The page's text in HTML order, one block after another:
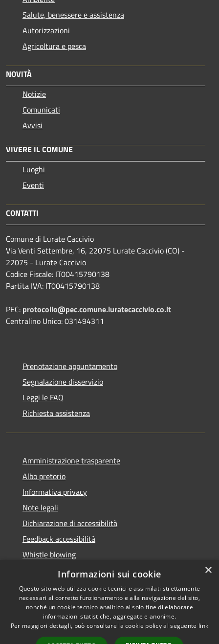
Salute, benessere e assistenza
Autorizzazioni
Agricoltura e pesca
NOVITÀ
Notizie
Comunicati
Avvisi
VIVERE IL COMUNE
Luoghi
Eventi
CONTATTI
Comune di Lurate Caccivio
Via Venti Settembre, 16, 22075 Lurate Caccivio (CO) -
22075 - Lurate Caccivio
Codice Fiscale: IT00415790138
Partita IVA: IT00415790138
PEC: protocollo@pec.comune.luratecaccivio.co.it
Centralino Unico: 031494311
Prenotazione appuntamento
Segnalazione disservizio
Leggi le FAQ
Richiesta assistenza
Amministrazione trasparente
Albo pretorio
Informativa privacy
Note legali
Dichiarazione di accessibilità
Feedback accessibilità
Whistle blowing
Titolare potere sostitutivo
Accessibilità
Copyright © 2026 • Comune di
Lurate Caccivio • Powered by
×
Informazioni sui cookie
Questo sito web utilizza cookie tecnici e assimilati strettamente
necessari al corretto funzionamento e alla navigazione del sito,
nonché un cookie tecnico analitico al solo fine di elaborare
informazioni statistiche, aggregate e anonime.
Per maggiori dettagli, può consultare la cookie policy al seguente link